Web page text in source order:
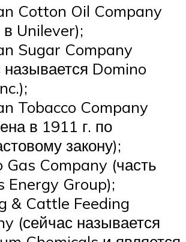
Cotton Oil Company
в Unilever);
Sugar Company
называется Domino
Tobacco Company
в 1911 г. по
закону);
Gas Company (часть
Energy Group);
& Cattle Feeding
(сейчас называется